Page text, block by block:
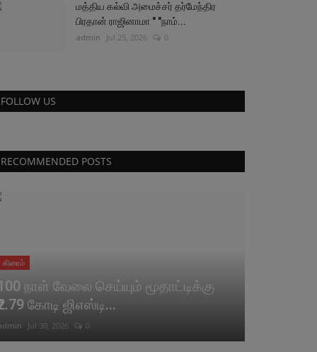
மத்திய கல்வி அமைச்சர் தர்மேந்திர
பிரதான் ராஜினாமா " "நாம்...
admin Jul 25, 2026 0
FOLLOW US
RECOMMENDED POSTS
கிரைம்
நாள் வேலை செய்யும் மூதாட்டிக்கு
கோடி ஜிஎஸ்டி...
Jul 30, 2026 0